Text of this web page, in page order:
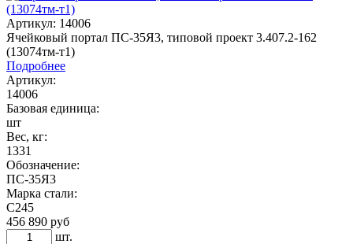
Артикул: 14006
Ячейковый портал ПС-35Я3, типовой проект 3.407.2-162
(13074тм-т1)
Подробнее
Артикул:
14006
Базовая единица:
шт
Вес, кг:
1331
Обозначение:
ПС-35Я3
Марка стали:
С245
456 890 руб
шт.